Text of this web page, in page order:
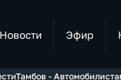
Новости Эфир
-